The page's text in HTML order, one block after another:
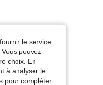
le service
pouvez
choix. En
à analyser le
pour compléter